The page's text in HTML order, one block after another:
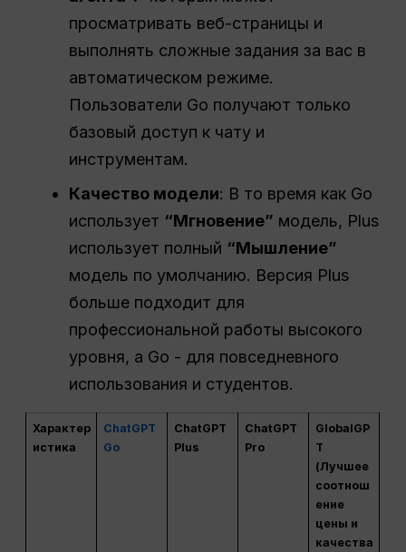
просматривать веб-страницы и
выполнять сложные задания за вас в
автоматическом режиме.
Пользователи Go получают только
базовый доступ к чату и
инструментам.
Качество модели: В то время как Go
использует “Мгновение” модель, Plus
использует полный “Мышление”
модель по умолчанию. Версия Plus
больше подходит для
профессиональной работы высокого
уровня, а Go - для повседневного
использования и студентов.
Характер
истика
ChatGPT
Go
ChatGPT
Plus
ChatGPT
Pro
GlobalGP
T
(Лучшее
соотнош
ение
цены и
качества